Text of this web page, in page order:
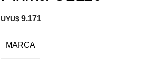
UYU$ 9.171
MARCA